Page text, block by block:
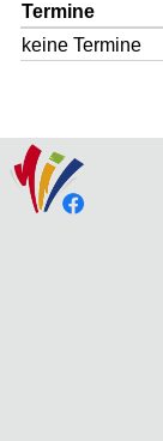
Termine
keine Termine